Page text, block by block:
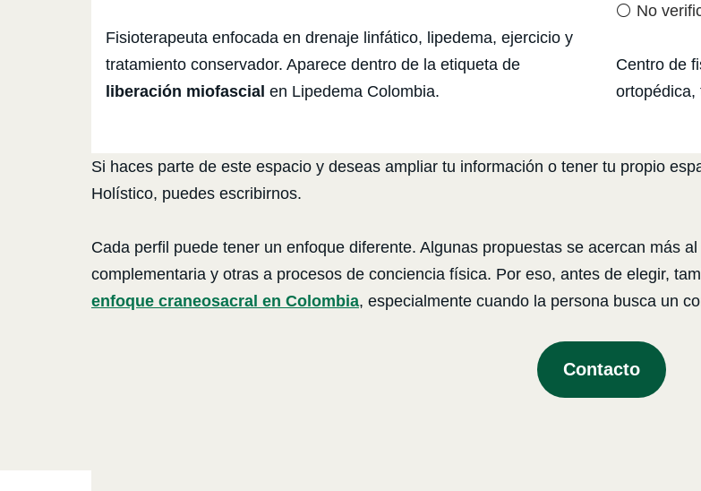
Fisioterapeuta enfocada en drenaje linfático, lipedema, ejercicio y
tratamiento conservador. Aparece dentro de la etiqueta de
liberación miofascial en Lipedema Colombia.
⚪ No
Centro de
ortopédica,
Si haces parte de este espacio y deseas ampliar tu información o tener tu propio
Holístico, puedes escribirnos.
Cada perfil puede tener un enfoque diferente. Algunas propuestas se acercan más
complementaria y otras a procesos de conciencia física. Por eso, antes de elegir,
enfoque craneosacral en Colombia, especialmente cuando la persona busca un
Contacto